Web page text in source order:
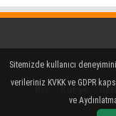
Rss Künye
Sitemizde kullanıcı
verileriniz KVKK ve GDPR
ve